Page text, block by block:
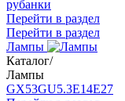
рубанки
Перейти в раздел
Перейти в раздел
Лампы
Каталог/
Лампы
GX53GU5.3Е14Е27